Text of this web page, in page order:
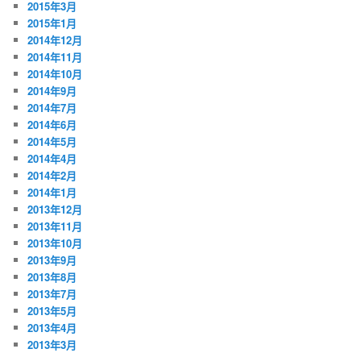
2015年3月
2015年1月
2014年12月
2014年11月
2014年10月
2014年9月
2014年7月
2014年6月
2014年5月
2014年4月
2014年2月
2014年1月
2013年12月
2013年11月
2013年10月
2013年9月
2013年8月
2013年7月
2013年5月
2013年4月
2013年3月